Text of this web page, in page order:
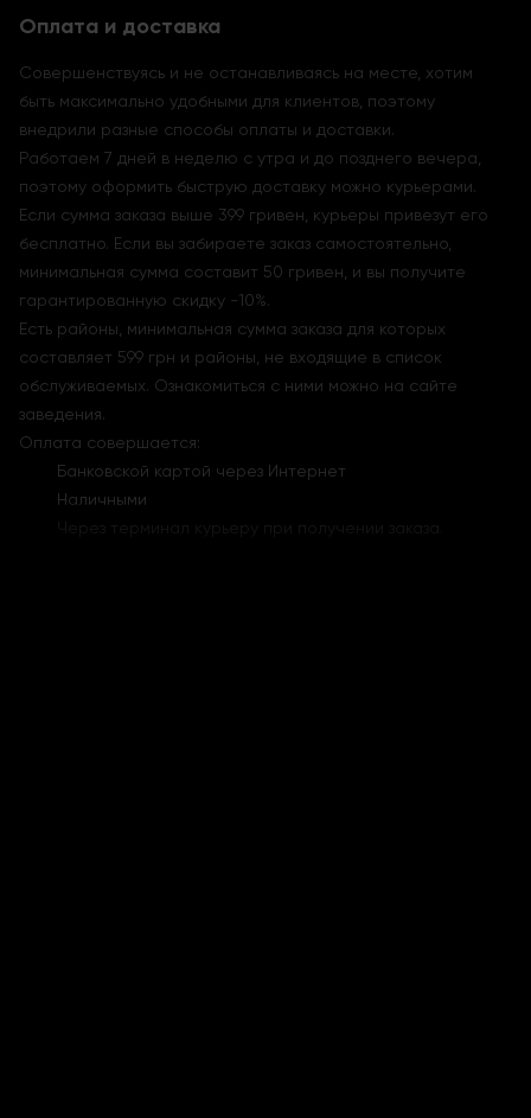
Оплата и доставка
Совершенствуясь и не останавливаясь на месте, хотим
быть максимально удобными для клиентов, поэтому
внедрили разные способы оплаты и доставки.
Работаем 7 дней в неделю с утра и до позднего вечера,
поэтому оформить быструю доставку можно курьерами.
Если сумма заказа выше 399 гривен, курьеры привезут его
бесплатно. Если вы забираете заказ самостоятельно,
минимальная сумма составит 50 гривен, и вы получите
гарантированную скидку -10%.
Есть районы, минимальная сумма заказа для которых
составляет 599 грн и районы, не входящие в список
обслуживаемых. Ознакомиться с ними можно на сайте
заведения.
Оплата совершается:
Банковской картой через Интернет
Наличными